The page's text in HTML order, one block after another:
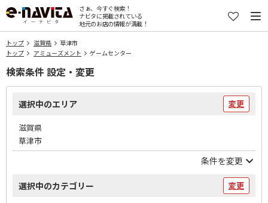
さぁ、今すぐ検索！
ナビタに掲載されている
地元のお店の情報が満載！
トップ 滋賀県
草津市
トップ
アミューズメント ゲームセンター
検索条件 設定・変更
選択中のエリア 変更
滋賀県
草津市
条件を変更
選択中のカテゴリー 変更